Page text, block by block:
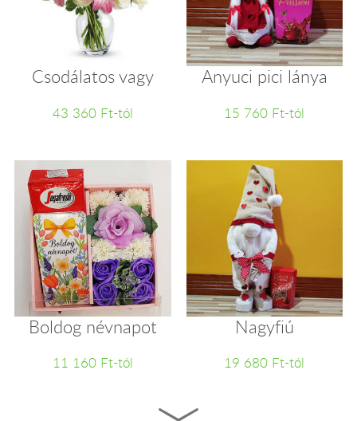
Csodálatos vagy
43 360 Ft-tól
Anyuci pici lánya
15 760 Ft-tól
Boldog névnapot
11 160 Ft-tól
Nagyfiú
19 680 Ft-tól